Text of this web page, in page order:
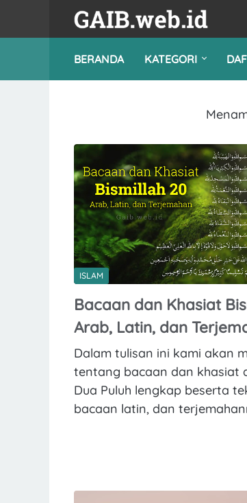
BERANDA KATEGORI
ISLAM
Bacaan dan Khasiat
Arab, Latin, dan
Dalam tulisan ini kami akan
tentang bacaan dan khasiat
Dua Puluh lengkap beserta
bacaan latin, dan